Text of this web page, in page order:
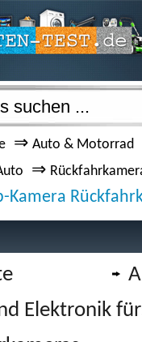
⇒ Auto & Motorrad
⇒
Elektronik